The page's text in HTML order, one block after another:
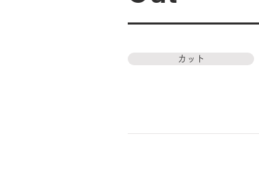
カット